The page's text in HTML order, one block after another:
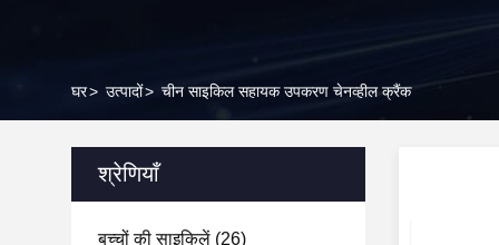
घर> उत्पादों> चीन साइकिल सहायक उपकरण चेनव्हील क्रैंक
श्रेणियाँ
बच्चों की साइकिलें (26)